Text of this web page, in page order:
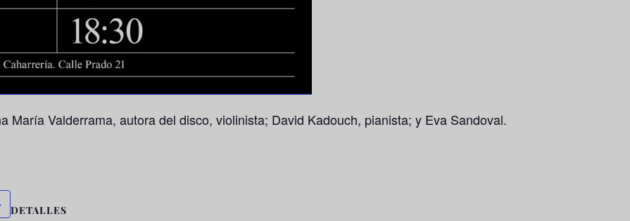
María Valderrama, autora del disco, violinista; David Kadouch, pianista; y Eva Sandoval.
DETALLES